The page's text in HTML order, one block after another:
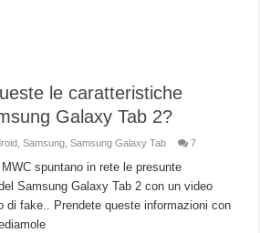
le caratteristiche
Galaxy Tab 2?
,Samsung ,Samsung Galaxy Tab 7
spuntano in rete le presunte
Samsung Galaxy Tab 2 con un video
di fake.. Prendete queste informazioni con